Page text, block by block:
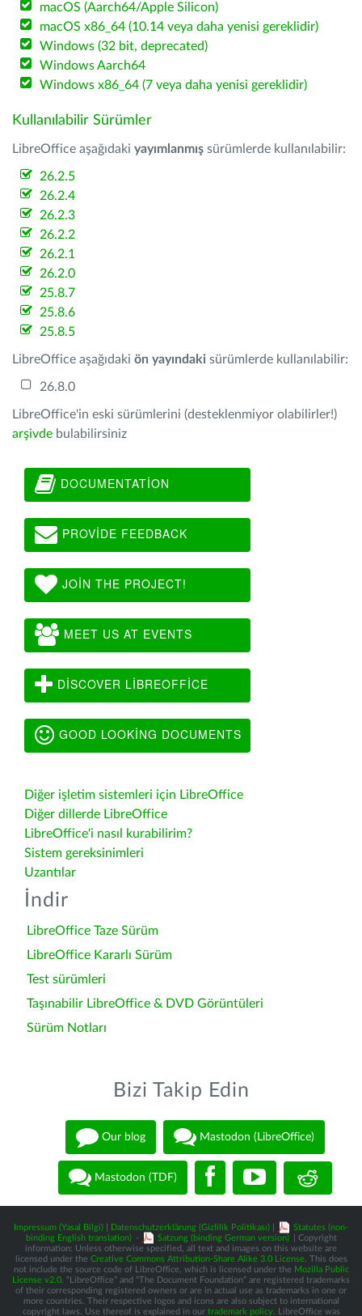
macOS (Aarch64/Apple Silicon)
macOS x86_64 (10.14 veya daha yenisi gereklidir)
Windows (32 bit, deprecated)
Windows Aarch64
Windows x86_64 (7 veya daha yenisi gereklidir)
Kullanılabilir Sürümler
LibreOffice aşağıdaki yayımlanmış sürümlerde kullanılabilir:
26.2.5
26.2.4
26.2.3
26.2.2
26.2.1
26.2.0
25.8.7
25.8.6
25.8.5
LibreOffice aşağıdaki ön yayındaki sürümlerde kullanılabilir:
26.8.0
LibreOffice'in eski sürümlerini (desteklenmiyor olabilirler!)
arşivde bulabilirsiniz
DOCUMENTATION
PROVIDE FEEDBACK
JOIN THE PROJECT!
MEET US AT EVENTS
DISCOVER LIBREOFFICE
GOOD LOOKING DOCUMENTS
Diğer işletim sistemleri için LibreOffice
Diğer dillerde LibreOffice
LibreOffice'i nasıl kurabilirim?
Sistem gereksinimleri
Uzantılar
İndir
LibreOffice Taze Sürüm
LibreOffice Kararlı Sürüm
Test sürümleri
Taşınabilir LibreOffice & DVD Görüntüleri
Sürüm Notları
Bizi Takip Edin
Our blog Mastodon (LibreOffice)
Mastodon (TDF)
Impressum (Yasal Bilgi) Datenschutzerklärung (Gizlilik Politikası)
Statutes (non-
binding English translation) - Satzung (binding German version)
| Copyright
information: Unless otherwise specified, all text and images on this website are
licensed under the Creative Commons Attribution-Share Alike 3.0 License. This does
not include the source code of LibreOffice, which is licensed under the Mozilla Public
License v2.0 . “LibreOffice” and “The Document Foundation” are registered trademarks
of their corresponding registered owners or are in actual use as trademarks in one or
more countries. Their respective logos and icons are also subject to international
copyright laws. Use thereof is explained in our trademark policy. LibreOffice was